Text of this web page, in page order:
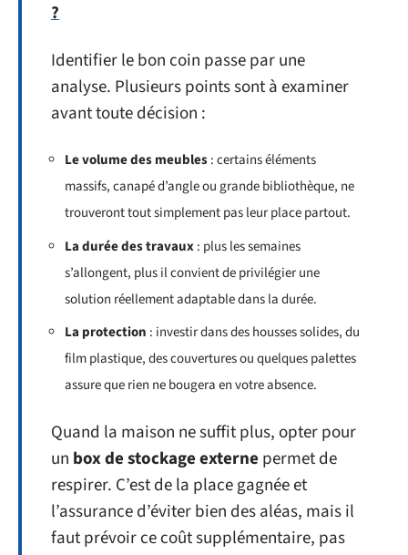
?
Identifier le bon coin passe par une
analyse. Plusieurs points sont à examiner
avant toute décision :
Le volume des meubles: certains éléments
massifs, canapé d’angle ou grande bibliothèque, ne
trouveront tout simplement pas leur place partout.
La durée des travaux: plus les semaines
s’allongent, plus il convient de privilégier une
solution réellement adaptable dans la durée.
La protection : investir dans des housses solides, du
film plastique, des couvertures ou quelques palettes
assure que rien ne bougera en votre absence.
Quand la maison ne suffit plus, opter pour
un box de stockage externe permet de
respirer. C’est de la place gagnée et
l’assurance d’éviter bien des aléas, mais il
faut prévoir ce coût supplémentaire, pas